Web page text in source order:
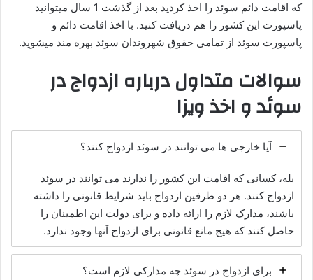
که اقامت دائم سوئد را اخذ کردید بعد از گذشت 1 سال میتوانید
پاسپورت این کشور را هم دریافت کنید. با اخذ اقامت دائم و
پاسپورت سوئد از تمامی حقوق شهروندان سوئد بهره مند میشوید.
سوالات متداول درباره ازدواج در
سوئد و اخذ ویزا
آیا خارجی ها می توانند در سوئد ازدواج کنند؟
بله، کسانی که اقامت این کشور را ندارند می توانند در سوئد
ازدواج کنند. هر دو طرفین ازدواج باید شرایط قانونی را داشته
باشند، مدارک لازم را ارائه داده و برای دولت این اطمینان را
حاصل کنند که هیچ مانع قانونی برای ازدواج آنها وجود ندارد.
برای ازدواج در سوئد چه مدارکی لازم است؟